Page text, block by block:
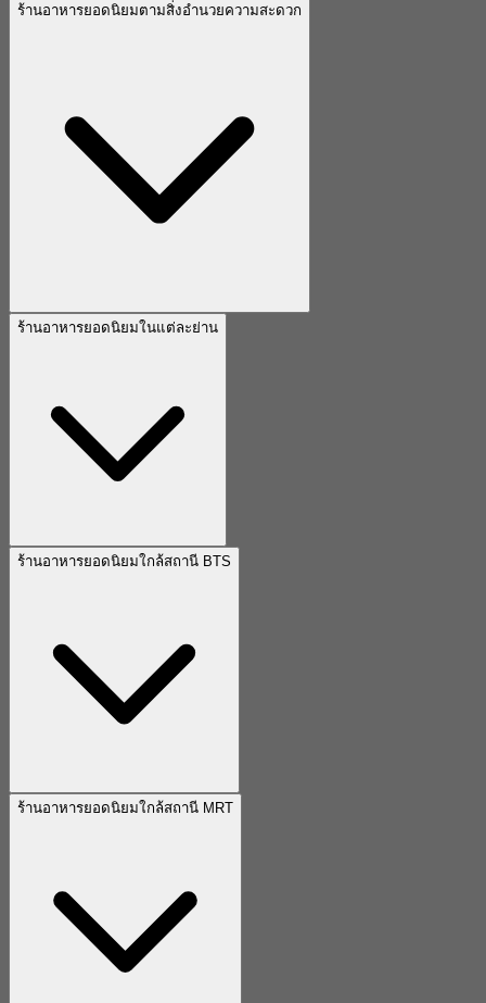
ร้านอาหารยอดนิยมตามสิ่งอำนวยความสะดวก
ร้านอาหารยอดนิยมในแต่ละย่าน
ร้านอาหารยอดนิยมใกล้สถานี BTS
ร้านอาหารยอดนิยมใกล้สถานี MRT